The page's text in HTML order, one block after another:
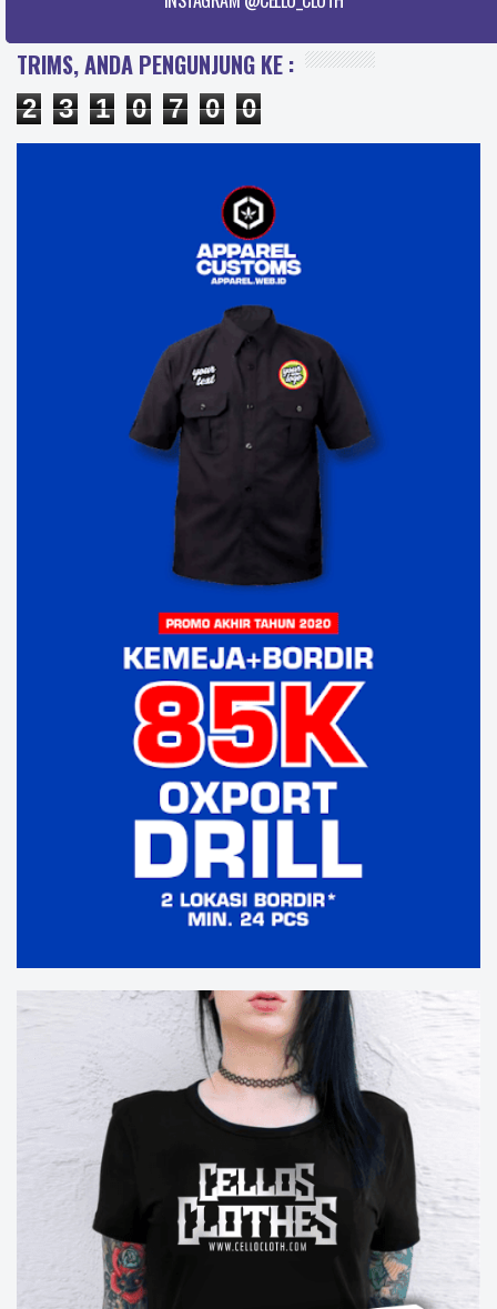
TRIMS, ANDA PENGUNJUNG KE :
2 3 1 0 7 0 0